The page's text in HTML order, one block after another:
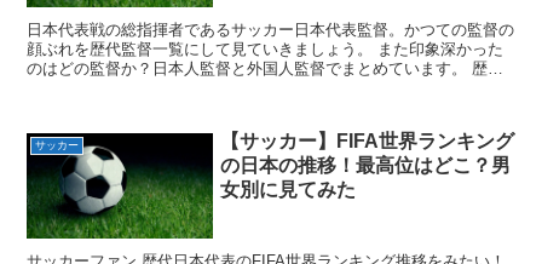
日本代表戦の総指揮者であるサッカー日本代表監督。かつての監督の
顔ぶれを歴代監督一覧にして見ていきましょう。 また印象深かった
のはどの監督か？日本人監督と外国人監督でまとめています。 歴代
サッカー
【サッカー】FIFA世界ランキング
の日本の推移！最高位はどこ？男
女別に見てみた